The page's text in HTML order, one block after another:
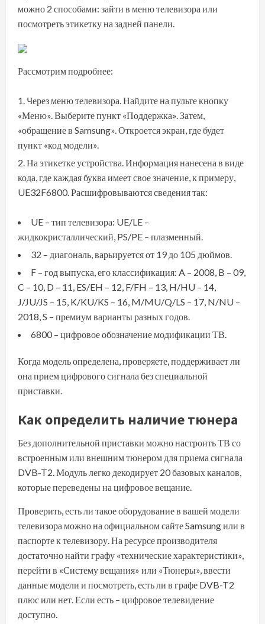
можно 2 способами: зайти в меню телевизора или
посмотреть этикетку на задней панели.
Рассмотрим подробнее:
Через меню телевизора. Найдите на пульте кнопку
«Меню». Выберите пункт «Поддержка». Затем,
«обращение в Samsung». Откроется экран, где будет
пункт «код модели».
На этикетке устройства. Информация нанесена в виде
кода, где каждая буква имеет свое значение, к примеру,
UE32F6800. Расшифровываются сведения так:
UE – тип телевизора: UE/LE –
жидкокристаллический, PS/PE – плазменный.
32 – диагональ, варьируется от 19 до 105 дюймов.
F – год выпуска, его классификация: A – 2008, B – 09,
C – 10, D – 11, ES/EH – 12, F/FH – 13, H/HU – 14,
J/JU/JS – 15, K/KU/KS – 16, M/MU/Q/LS – 17, N/NU –
2018, S – премиум варианты разных годов.
6800 – цифровое обозначение модификации ТВ.
Когда модель определена, проверяете, поддерживает ли
она прием цифрового сигнала без специальной
приставки.
Как определить наличие тюнера
Без дополнительной приставки можно настроить ТВ со
встроенным или внешним тюнером для приема сигнала
DVB-T2. Модуль легко декодирует 20 базовых каналов,
которые переведены на цифровое вещание.
Проверить, есть ли такое оборудование в вашей модели
телевизора можно на официальном сайте Samsung или в
паспорте к телевизору. На ресурсе производителя
достаточно найти графу «технические характеристики»,
перейти в «Систему вещания» или «Тюнеры», ввести
данные модели и посмотреть, есть ли в графе DVB-T2
плюс или нет. Если есть – цифровое телевидение
доступно.